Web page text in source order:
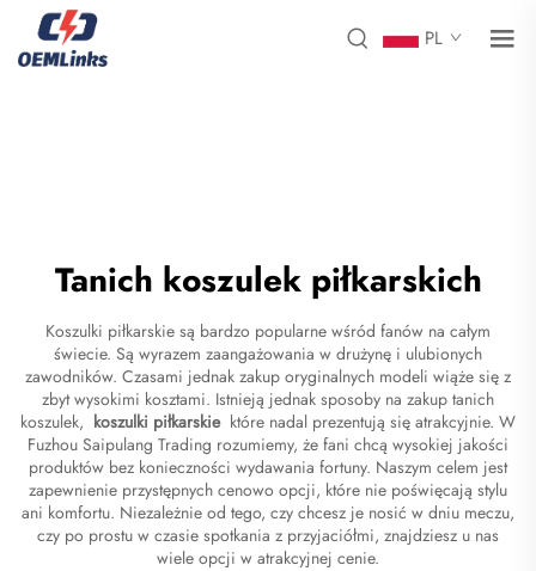
PL
Tanich koszulek piłkarskich
Koszulki piłkarskie są bardzo popularne wśród fanów na całym
świecie. Są wyrazem zaangażowania w drużynę i ulubionych
zawodników. Czasami jednak zakup oryginalnych modeli wiąże się z
zbyt wysokimi kosztami. Istnieją jednak sposoby na zakup tanich
koszulek, koszulki piłkarskie które nadal prezentują się atrakcyjnie. W
Fuzhou Saipulang Trading rozumiemy, że fani chcą wysokiej jakości
produktów bez konieczności wydawania fortuny. Naszym celem jest
zapewnienie przystępnych cenowo opcji, które nie poświęcają stylu
ani komfortu. Niezależnie od tego, czy chcesz je nosić w dniu meczu,
czy po prostu w czasie spotkania z przyjaciółmi, znajdziesz u nas
wiele opcji w atrakcyjnej cenie.